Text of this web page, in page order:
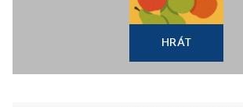
HRÁT